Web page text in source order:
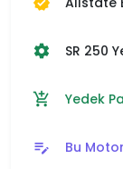
settings SR 250
add_shopping_cart Yedek
edit_note Bu